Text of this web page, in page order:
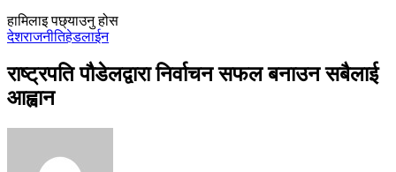
हामिलाइ पछ्याउनु होस
देशराजनीतिहेडलाईन
राष्ट्रपति पौडेलद्वारा निर्वाचन सफल बनाउन सबैलाई
आह्वान